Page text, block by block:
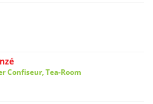
Confiseur, Tea-Room